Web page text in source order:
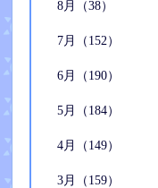
8月（38）
7月（152）
6月（190）
5月（184）
4月（149）
3月（159）